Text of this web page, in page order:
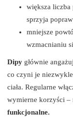
większa liczba
sprzyja
mniejsze
wzmacnianiu
Dipy głównie
co czyni je
ciała. Regularne
wymierne korzyści –
funkcjonalne.